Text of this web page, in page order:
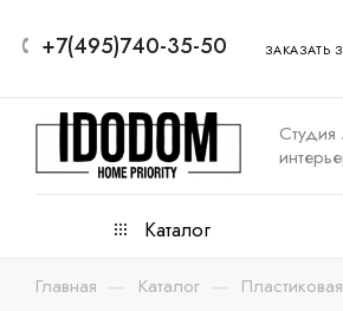
+7(495)740-35-50 ЗАКАЗАТЬ
Каталог
Главная — Каталог —